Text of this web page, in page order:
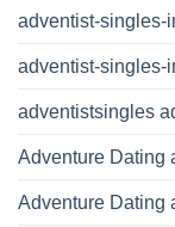
adventist-singles-
adventist-singles-
adventistsingles
Adventure Dating
Adventure Dating